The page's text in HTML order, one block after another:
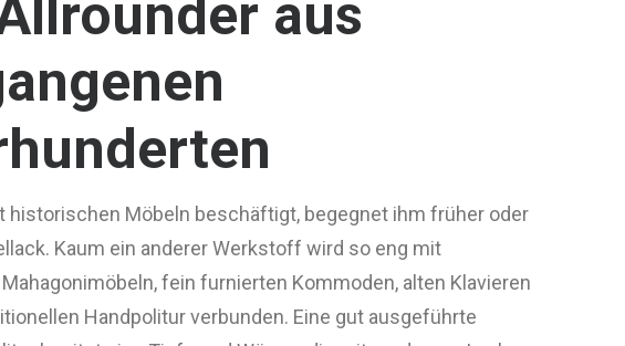
aus
historischen Möbeln beschäftigt, begegnet ihm früher oder
Kaum ein anderer Werkstoff wird so eng mit
fein furnierten Kommoden, alten Klavieren
Handpolitur verbunden. Eine gut ausgeführte